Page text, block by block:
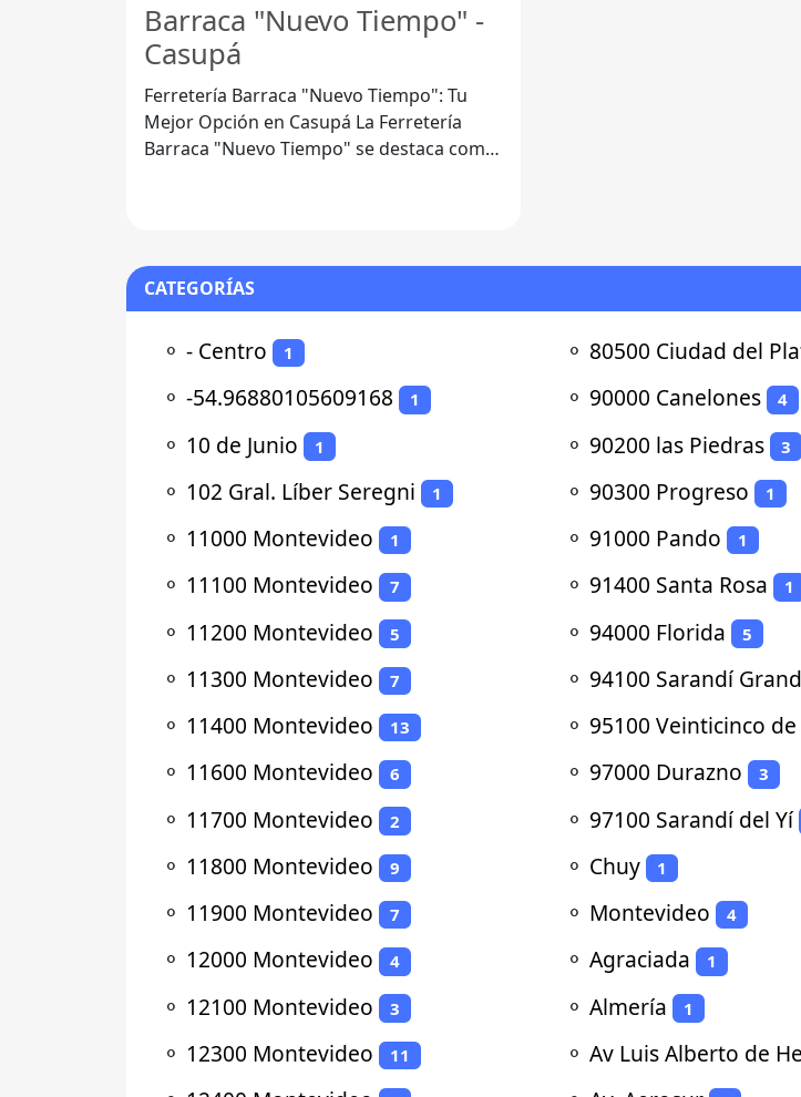
Barraca "Nuevo Tiempo" -
Casupá
Ferretería Barraca "Nuevo Tiempo": Tu
Mejor Opción en Casupá La Ferretería
Barraca "Nuevo Tiempo" se destaca como
CATEGORÍAS
⚬ - Centro 1
⚬ -54.96880105609168 1
⚬ 10 de Junio 1
⚬ 102 Gral. Líber Seregni 1
⚬ 11000 Montevideo 1
⚬ 11100 Montevideo 7
⚬ 11200 Montevideo 5
⚬ 11300 Montevideo 7
⚬ 11400 Montevideo 13
⚬ 11600 Montevideo 6
⚬ 11700 Montevideo 2
⚬ 11800 Montevideo 9
⚬ 11900 Montevideo 7
⚬ 12000 Montevideo 4
⚬ 12100 Montevideo 3
⚬ 12300 Montevideo 11
⚬ 80500 Ciudad del
⚬ 90000 Canelones 4
⚬ 90200 las Piedras 3
⚬ 90300 Progreso 1
⚬ 91000 Pando 1
⚬ 91400 Santa Rosa 1
⚬ 94000 Florida 5
⚬ 94100 Sarandí
⚬ 95100 Veinticinco
⚬ 97000 Durazno 3
⚬ 97100 Sarandí del Yí
⚬ Chuy 1
⚬ Montevideo 4
⚬ Agraciada 1
⚬ Almería 1
⚬ Av Luis Alberto de